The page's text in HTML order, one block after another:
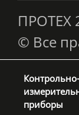
ПРОТЕХ
© Все
Контрольно-
приборы